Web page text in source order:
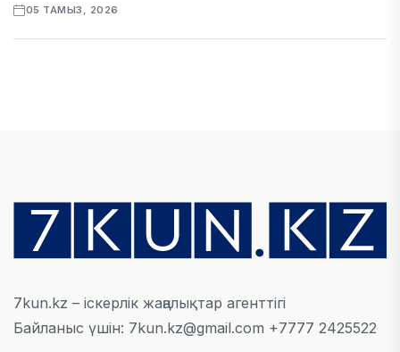
05 ТАМЫЗ, 2026
ҚАРЖЫ
Отбасы банктің қолдауымен 1,5 жыл ішінде 40
мыңға жуық отбасы қоныс тойын тойлады
7kun.kz – іскерлік жаңалықтар агенттігі
Байланыс үшін: 7kun.kz@gmail.com +7777 2425522